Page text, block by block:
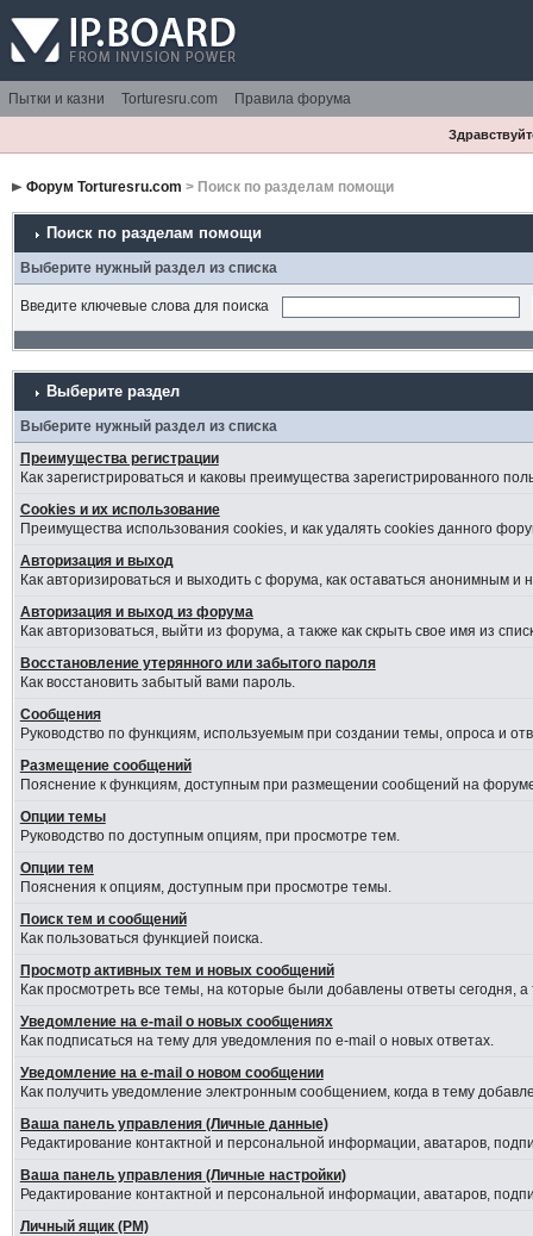
Пытки и казни Torturesru.com Правила форума
Форум Torturesru.com > Поиск по разделам помощи
Поиск по разделам помощи
Выберите нужный раздел из списка
Введите ключевые слова для поиска
Выберите раздел
Выберите нужный раздел из списка
Преимущества регистрации
Как зарегистрироваться и каковы преимущества зарегистрированного
Cookies и их использование
Преимущества использования cookies, и как удалять cookies данного
Авторизация и выход
Как авторизироваться и выходить с форума, как оставаться анонимным
Авторизация и выход из форума
Как авторизоваться, выйти из форума, а также как скрыть свое имя из
Восстановление утерянного или забытого пароля
Как восстановить забытый вами пароль.
Сообщения
Руководство по функциям, используемым при создании темы, опроса и
Размещение сообщений
Пояснение к функциям, доступным при размещении сообщений на
Опции темы
Руководство по доступным опциям, при просмотре тем.
Опции тем
Пояснения к опциям, доступным при просмотре темы.
Поиск тем и сообщений
Как пользоваться функцией поиска.
Просмотр активных тем и новых сообщений
Как просмотреть все темы, на которые были добавлены ответы сегодня,
Уведомление на e-mail о новых сообщениях
Как подписаться на тему для уведомления по e-mail о новых ответах.
Уведомление на е-mail о новом сообщении
Как получить уведомление электронным сообщением, когда в тему
Ваша панель управления (Личные данные)
Редактирование контактной и персональной информации, аватаров,
Ваша панель управления (Личные настройки)
Редактирование контактной и персональной информации, аватаров,
Личный ящик (PM)